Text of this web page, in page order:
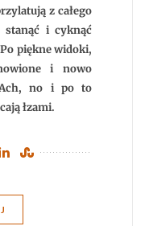
z całego
stanąć i cyknąć
piękne widoki,
i nowo
no i po to
łzami.